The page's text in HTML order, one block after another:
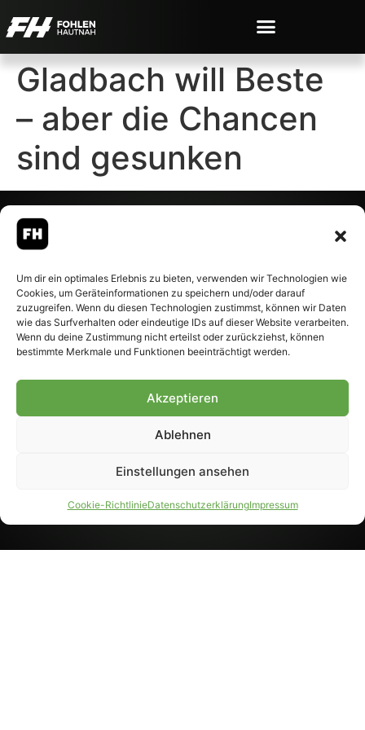
Um dir ein optimales Erlebnis zu bieten, verwenden wir Technologien wie
Cookies, um Geräteinformationen zu speichern und/oder darauf
zuzugreifen. Wenn du diesen Technologien zustimmst, können wir Daten
wie das Surfverhalten oder eindeutige IDs auf dieser Website verarbeiten.
Wenn du deine Zustimmung nicht erteilst oder zurückziehst, können
bestimmte Merkmale und Funktionen beeinträchtigt werden.
Akzeptieren
Ablehnen
Einstellungen ansehen
Cookie-RichtlinieDatenschutzerklärungImpressum
Gladbach will Beste
– aber die Chancen
sind gesunken
– Alle rechte vorbehalten.
Fohlen-Hautnah.de ist ein
offiziell eingetragenes Magazin
bei der Deutschen
Nationalbibliothek (ISSN 1868-
Weiterverarbeitung, auch
Genehmigung.
PARTNER WERDEN
AGB